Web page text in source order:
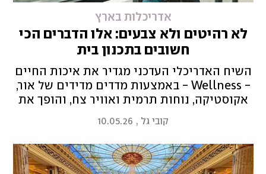
אדריכלות בארץ
לא רהיטים ולא צבעים: אלו הדברים הכי
חשובים בתכנון בית
השיח האדריכלי העדכני מגדיר את איכות החיים
- Wellness - באמצעות מדדים מדידים של אור,
אקוסטיקה, נוחות תרמית ואוויר צח, והופך את
עובד בשירות הדיירים
קובי גל ,
10.05.26